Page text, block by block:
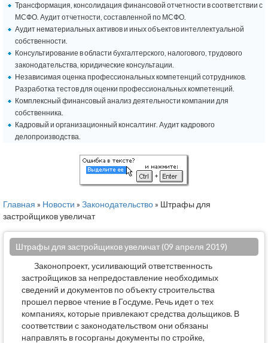
Трансформация, консолидация финансовой отчетности в соответствии с
МСФО. Аудит отчетности, составленной по МСФО.
Аудит нематериальных активов и иных объектов интеллектуальной
собственности.
Консультирование в области бухгалтерского, налогового, трудового
законодательства, юридические консультации.
Независимая оценка профессиональных компетенций сотрудников.
Разработка тестов для оценки профессиональных компетенций.
Комплексный финансовый анализ деятельности компании для
собственника.
Кадровый и организационный консалтинг. Аудит кадрового
делопроизводства.
Главная » Новости » Законодательство» Штрафы для
застройщиков увеличат
Штрафы для застройщиков увеличат (09 апреля 2019)
Законопроект, усиливающий ответственность
застройщиков за непредоставление необходимых
сведений и документов по объекту строительства
прошел первое чтение в Госдуме. Речь идет о тех
компаниях, которые привлекают средства дольщиков. В
соответствии с законодательством они обязаны
направлять в госорганы документы по стройке,